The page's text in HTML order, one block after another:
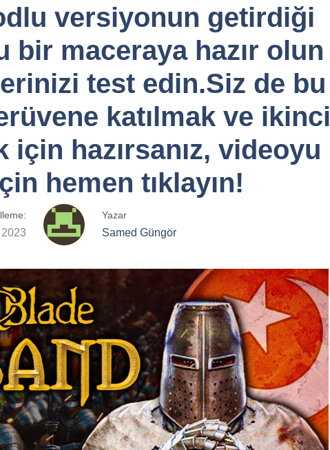
versiyonun getirdiği
bir maceraya hazır olun
test edin.Siz de bu
katılmak ve ikinci
hazırsanız, videoyu
hemen tıklayın!
Yazar
Samed Güngör